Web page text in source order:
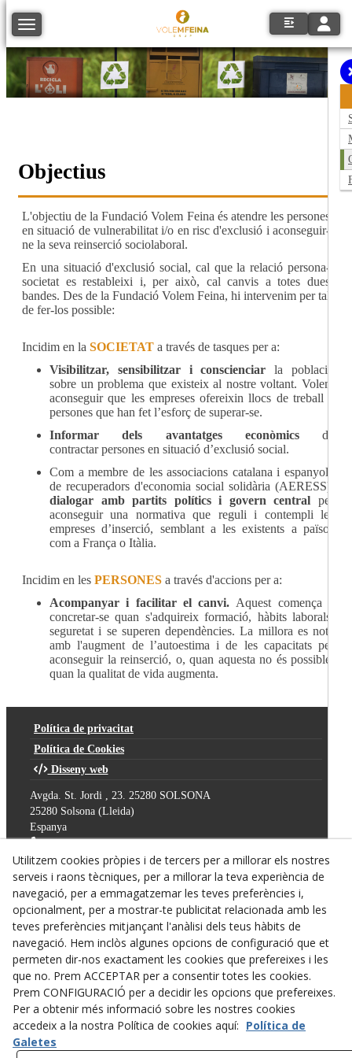
Toggle navigation
Objectius
L'objectiu de la Fundació Volem Feina és atendre les persones
en situació de vulnerabilitat i/o en risc d'exclusió i aconseguir-
ne la seva reinserció sociolaboral.
En una situació d'exclusió social, cal que la relació persona-
societat es restableixi i, per això, cal canvis a totes dues
bandes. Des de la Fundació Volem Feina, hi intervenim per tal
de fer-los possible:
Incidim en la SOCIETAT a través de tasques per a:
Visibilitzar, sensibilitzar i conscienciarla població
sobre un problema que existeix al nostre voltant. Volem
aconseguir que les empreses ofereixin llocs de treball a
persones que han fet l’esforç de superar-se.
Informar dels avantatges econòmicsde
contractar persones en situació d’exclusió social.
Com a membre de les associacions catalana i espanyola
de recuperadors d'economia social solidària (AERESS),
dialogar amb partits polítics i govern central per
aconseguir una normativa que reguli i contempli les
empreses d’inserció, semblant a les existents a països
com a França o Itàlia.
Incidim en les PERSONES a través d'accions per a:
Acompanyar i facilitar el canvi. Aquest comença a
concretar-se quan s'adquireix formació, hàbits laborals,
seguretat i se superen dependències. La millora es nota
amb l'augment de l’autoestima i de les capacitats per
aconseguir la reinserció, o, quan aquesta no és possible,
quan la qualitat de vida augmenta.
Política de privacitat
Política de Cookies
Disseny web
Avgda. St. Jordi , 23. 25280 SOLSONA
25280 Solsona (Lleida)
Espanya
info@volemfeina.org
Vol que li fem un presupost?
Utilitzem cookies pròpies i de tercers per a millorar els nostres
serveis i raons tècniques, per a millorar la teva experiència de
navegació, per a emmagatzemar les teves preferències i,
opcionalment, per a mostrar-te publicitat relacionada amb les
teves preferències mitjançant l'anàlisi dels teus hàbits de
navegació. Hem inclòs algunes opcions de configuració que et
permeten dir-nos exactament les cookies que prefereixes i les
que no. Prem ACCEPTAR per a consentir totes les cookies.
Prem CONFIGURACIÓ per a decidir les opcions que prefereixes.
Per a obtenir més informació sobre les nostres cookies
accedeix a la nostra Política de cookies aquí: Política de
Galetes